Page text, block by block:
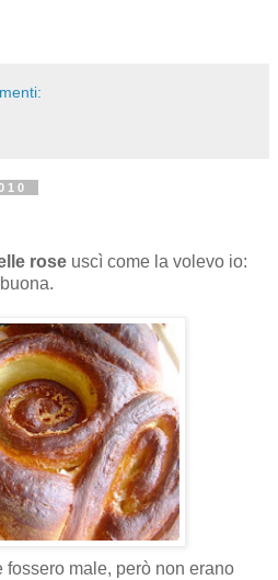
rose uscì come la volevo io:
fossero male, però non erano